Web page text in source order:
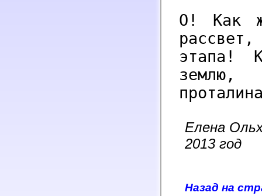
О! Как
этапа!
землю,
Елена
2013 год
Назад на